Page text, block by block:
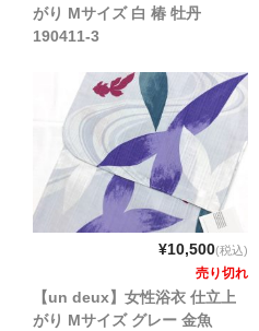
がり Mサイズ 白 椿 牡丹
190411-3
¥10,500(税込)
売り切れ
【un deux】女性浴衣 仕立上
がり Mサイズ グレー 金魚